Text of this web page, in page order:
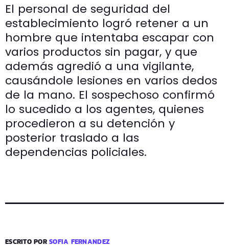
El personal de seguridad del
establecimiento logró retener a un
hombre que intentaba escapar con
varios productos sin pagar, y que
además agredió a una vigilante,
causándole lesiones en varios dedos
de la mano. El sospechoso confirmó
lo sucedido a los agentes, quienes
procedieron a su detención y
posterior traslado a las
dependencias policiales.
ESCRITO PORSOFIA FERNANDEZ